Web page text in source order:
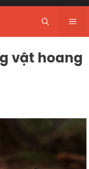
vật hoang